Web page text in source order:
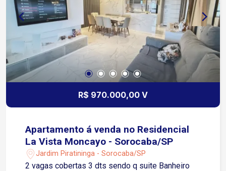
R$ 970.000,00 V
Apartamento á venda no Residencial
La Vista Moncayo - Sorocaba/SP
Jardim Piratininga - Sorocaba/SP
2 vagas cobertas 3 dts sendo q suite Banheiro